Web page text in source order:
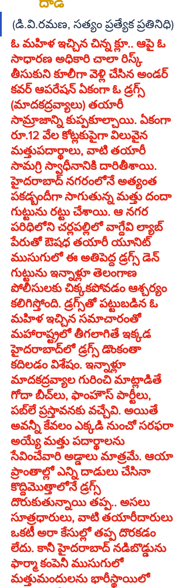
(డి.వి.రమణ, సత్యం ప్రత్యేక ప్రతినిధి)
ఓ మహిళ ఇచ్చిన చిన్న క్లూ.. ఆపై ఓ
సాధారణ అధికారి చాలా రిస్క్‌
తీసుకుని కూలీగా వెళ్లి చేసిన అండర్‌
కవర్‌ ఆపరేషన్‌ ఏకంగా ఓ డ్రగ్స్‌
(మాదకద్రవ్యాలు) తయారీ
సామ్రాజాన్ని కుప్పకూల్చాయి. ఏకంగా
రూ.12 వేల కోట్లకుపైగా విలువైన
మత్తుపదార్థాలు, వాటి తయారీ
సామగ్రి స్వాధీనానికి దారితీశాయి.
హైదరాబాద్‌ నగరంలోనే అత్యంత
పకడ్బందీగా సాగుతున్న మత్తు దందా
గుట్టును రట్టు చేశాయి. ఆ నగర
పరిధిలోని చర్లపల్లిలో వాగ్దేవి ల్యాబ్‌
పేరుతో ఔషధ తయారీ యూనిట్‌
ముసుగులో ఈ అతిపెద్ద డ్రగ్స్‌ డెన్‌
గుట్టును ఇన్నాళ్లూ తెలంగాణ
పోలీసులకు చిక్కకపోవడం ఆశ్చర్యం
కలిగిస్తోంది. డ్రగ్స్‌తో పట్టుబడిన ఓ
మహిళ ఇచ్చిన సమాచారంతో
మహారాష్ట్రలో తీగలాగితే ఇక్కడ
హైదరాబాద్‌లో డ్రగ్స్‌ డొంకంతా
కదిలడం విశేషం. ఇన్నాళ్లూ
మాదకద్రవ్యాల గురించి మాట్లాడితే
గోదా బీచ్‌లు, ఫాంహౌస్‌ పార్టీలు,
పబ్‌లే ప్రస్తావనకు వచ్చేవి. అయితే
అవన్నీ కేవలం ఎక్కడి నుంచో సరఫరా
అయ్యే మత్తు పదార్థాలను
సేవించేవారి అడ్డాలు మాత్రమే. ఆయా
ప్రాంతాల్లో ఎన్ని దాడులు చేసినా
కొద్దిమొత్తాలోనే డ్రగ్స్‌
దొరుకుతున్నాయి తప్ప.. అసలు
సూత్రధారులు, వాటి తయారీదారులు
ఒకటీ అరా కేసుల్లో తప్ప దొరకడం
లేదు. కానీ హైదరాబాద్‌ నడిబొడ్డును
ఫార్మా కంపెనీ ముసుగులో
మత్తుమందులను భారీస్థాయిలో